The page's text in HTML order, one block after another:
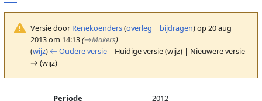
Versie door Renekoenders(overleg | bijdragen)op 20 aug
2013 om 14:13(→Makers)
(wijz) ← Oudere versie| Huidige versie (wijz) | Nieuwere versie
→ (wijz)
Periode 2012